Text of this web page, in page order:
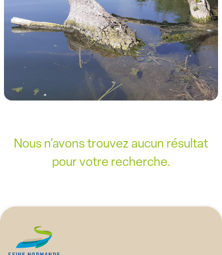
Nous n'avons trouvez aucun résultat
pour votre recherche.